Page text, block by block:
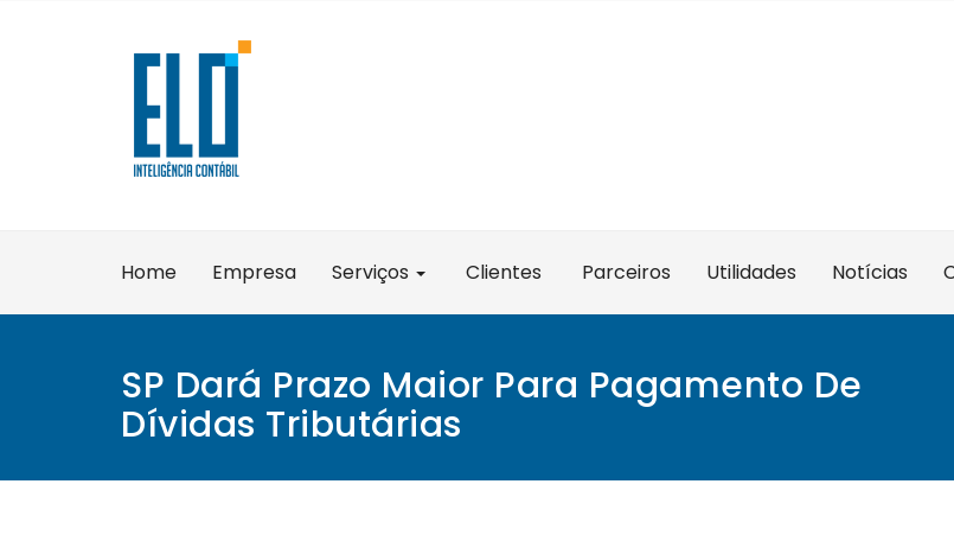
Home Empresa Serviços Clientes Parceiros Utilidades Notícias
SP Dará Prazo Maior Para Pagamento De
Dívidas Tributárias